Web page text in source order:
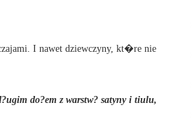
I nawet dziewczyny, kt�re nie
do?em z warstw? satyny i tiulu,